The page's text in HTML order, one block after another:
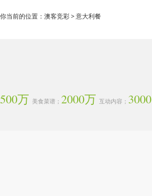
你当前的位置： 澳客竞彩> 意大利餐
500万 美食菜谱； 2000万 互动内容； 3000